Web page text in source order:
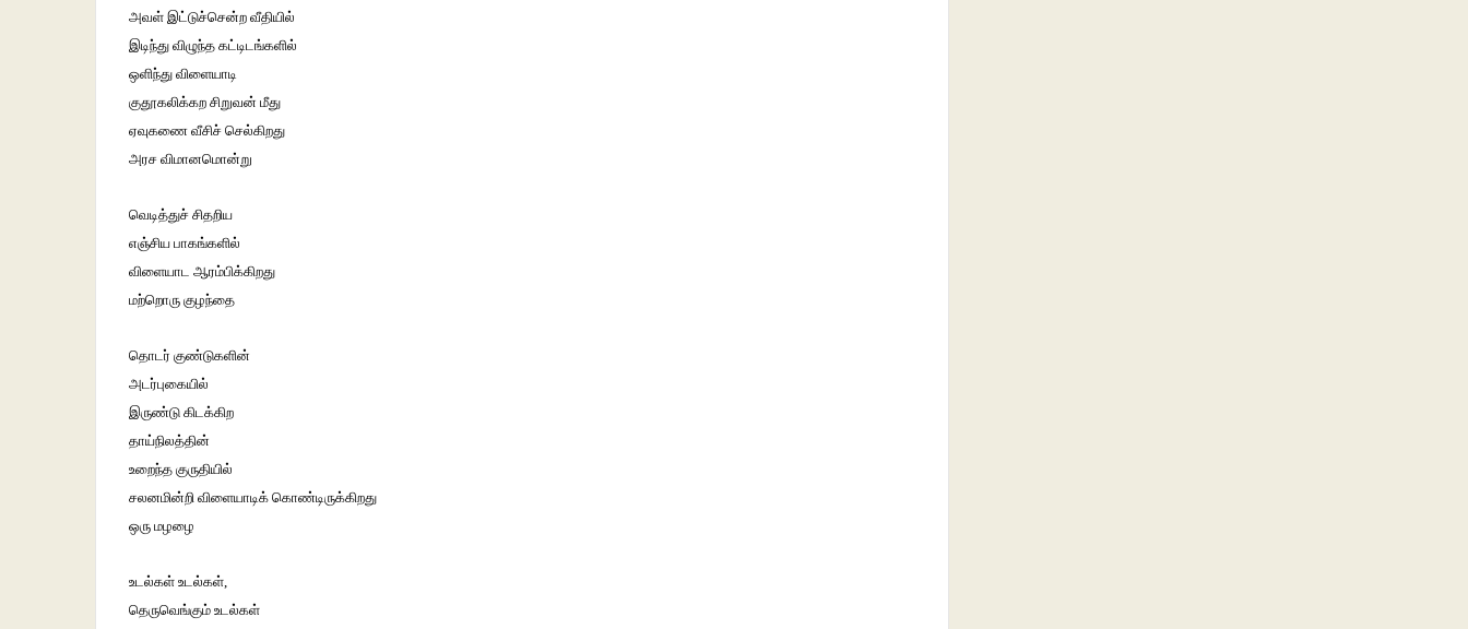
அவள் இட்டுச்சென்ற வீதியில்
இடிந்து விழுந்த கட்டிடங்களில்
ஒளிந்து விளையாடி
குதூகலிக்கற சிறுவன் மீது
ஏவுகணை வீசிச் செல்கிறது
அரச விமானமொன்று
வெடித்துச் சிதறிய
எஞ்சிய பாகங்களில்
விளையாட ஆரம்பிக்கிறது
மற்றொரு குழந்தை
தொடர் குண்டுகளின்
அடர்புகையில்
இருண்டு கிடக்கிற
தாய்நிலத்தின்
உறைந்த குருதியில்
சலனமின்றி விளையாடிக் கொண்டிருக்கிறது
ஒரு மழழை
உடல்கள் உடல்கள்,
தெருவெங்கும் உடல்கள்